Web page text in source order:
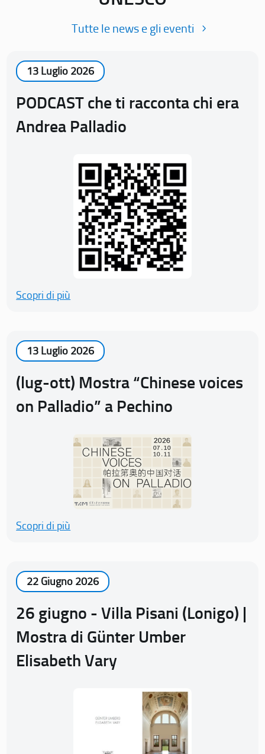
Tutte le news e gli eventi
13 Luglio 2026
PODCAST che ti racconta chi era
Andrea Palladio
Scopri di più
13 Luglio 2026
(lug-ott) Mostra “Chinese voices
on Palladio” a Pechino
Scopri di più
22 Giugno 2026
26 giugno - Villa Pisani (Lonigo) |
Mostra di Günter Umber
Elisabeth Vary